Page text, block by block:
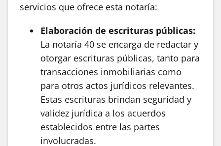
servicios que ofrece esta notaría:
Elaboración de escrituras públicas:
La notaría 40 se encarga de redactar y
otorgar escrituras públicas, tanto para
transacciones inmobiliarias como
para otros actos jurídicos relevantes.
Estas escrituras brindan seguridad y
validez jurídica a los acuerdos
establecidos entre las partes
involucradas.